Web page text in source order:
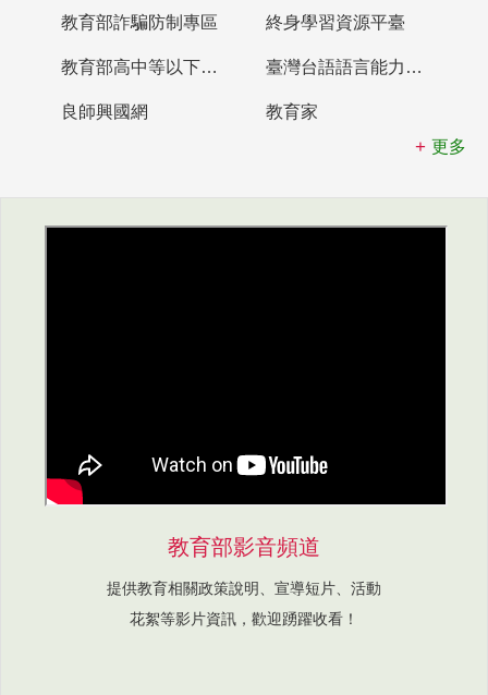
教育部詐騙防制專區 終身學習資源平臺
教育部高中等以下學校及幼兒園教師資格檢定考試 臺灣台語語言能力認證網站
良師興國網
教育家
更多
教育部影音頻道
提供教育相關政策說明、宣導短片、活動
花絮等影片資訊，歡迎踴躍收看！